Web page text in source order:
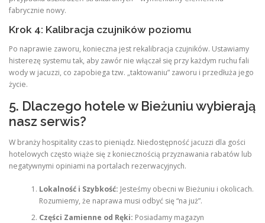
fabrycznie nowy.
Krok 4: Kalibracja czujników poziomu
Po naprawie zaworu, konieczna jest rekalibracja czujników. Ustawiamy
histerezę systemu tak, aby zawór nie włączał się przy każdym ruchu fali
wody w jacuzzi, co zapobiega tzw. „taktowaniu” zaworu i przedłuża jego
życie.
5. Dlaczego hotele w Bieżuniu wybierają
nasz serwis?
W branży hospitality czas to pieniądz. Niedostępność jacuzzi dla gości
hotelowych często wiąże się z koniecznością przyznawania rabatów lub
negatywnymi opiniami na portalach rezerwacyjnych.
Lokalność i Szybkość: Jesteśmy obecni w Bieżuniu i okolicach.
Rozumiemy, że naprawa musi odbyć się “na już”.
Części Zamienne od Ręki: Posiadamy magazyn